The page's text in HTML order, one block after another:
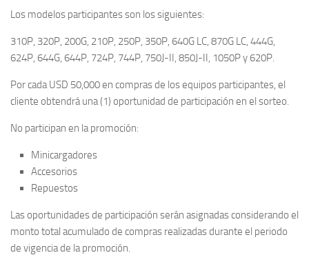
Los modelos participantes son los siguientes:
310P, 320P, 200G, 210P, 250P, 350P, 640G LC, 870G LC, 444G,
624P, 644G, 644P, 724P, 744P, 750J-II, 850J-II, 1050P y 620P.
Por cada USD 50,000 en compras de los equipos participantes, el
cliente obtendrá una (1) oportunidad de participación en el sorteo.
No participan en la promoción:
Minicargadores
Accesorios
Repuestos
Las oportunidades de participación serán asignadas considerando el
monto total acumulado de compras realizadas durante el periodo
de vigencia de la promoción.